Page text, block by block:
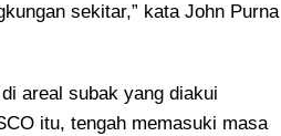
sekitar,” kata John Purna
areal subak yang diakui
itu, tengah memasuki masa